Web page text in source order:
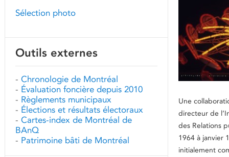
Une
directeur de
des Relations
1964 à janvier
initialement
Sélection photo
Outils externes
- Chronologie de Montréal
- Évaluation foncière depuis 2010
- Règlements municipaux
- Élections et résultats électoraux
- Cartes-index de Montréal de
BAnQ
- Patrimoine bâti de Montréal